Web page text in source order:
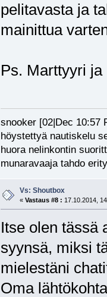
pelitavasta ja
mainittua
Ps. Marttyyri
snooker [02|Dec 10:57
höystettyä nautiskelu
huora nelinkontin
munaravaaja tahdo
Vs: Shoutbox
« Vastaus #8 : 17.10.2014,
Itse olen tässä
syynsä, miksi
mielestäni
Oma